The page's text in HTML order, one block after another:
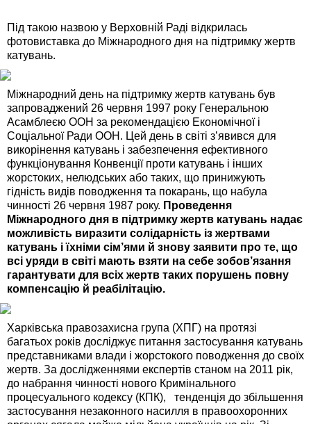
Під такою назвою у Верховній Раді відкрилась
фотовиставка до Міжнародного дня на підтримку жертв
катувань.
Міжнародний день на підтримку жертв катувань був
запроваджений 26 червня 1997 року Генеральною
Асамблеєю ООН за рекомендацією Економічної і
Соціальної Ради ООН. Цей день в світі з’явився для
викорінення катувань і забезпечення ефективного
функціонування Конвенції проти катувань і інших
жорстоких, нелюдських або таких, що принижують
гідність видів поводження та покарань, що набула
чинності 26 червня 1987 року. Проведення
Міжнародного дня в підтримку жертв катувань надає
можливість виразити солідарність із жертвами
катувань і їхніми сім’ями й знову заявити про те, що
всі уряди в світі мають взяти на себе зобов’язання
гарантувати для всіх жертв таких порушень повну
компенсацію й реабілітацію.
Харківська правозахисна група (ХПГ) на протязі
багатьох років досліджує питання застосування катувань
представниками влади і жорстокого поводження до своїх
жертв. За дослідженнями експертів станом на 2011 рік,
до набрання чинності нового Кримінального
процесуального кодексу (КПК), тенденція до збільшення
застосування незаконного насилля в правоохоронних